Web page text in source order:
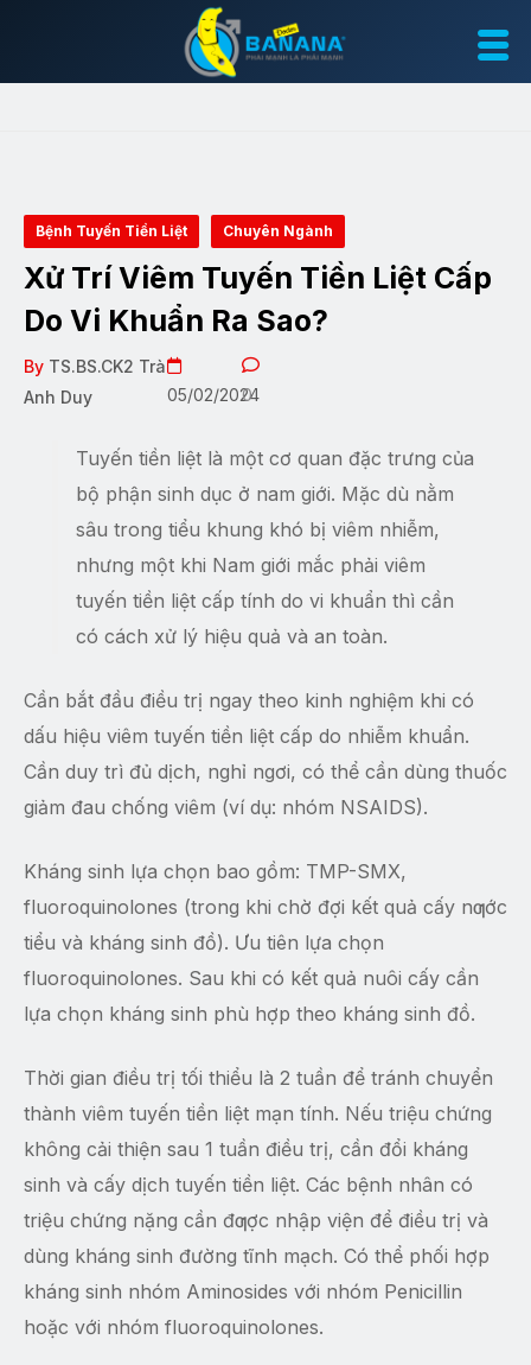
Bệnh Tuyến Tiền Liệt Chuyên Ngành
Xử Trí Viêm Tuyến Tiền Liệt Cấp
Do Vi Khuẩn Ra Sao?
By TS.BS.CK2 Trà
Anh Duy
05/02/2024
0
Tuyến tiền liệt là một cơ quan đặc trưng của
bộ phận sinh dục ở nam giới. Mặc dù nằm
sâu trong tiểu khung khó bị viêm nhiễm,
nhưng một khi Nam giới mắc phải viêm
tuyến tiền liệt cấp tính do vi khuẩn thì cần
có cách xử lý hiệu quả và an toàn.
Cần bắt đầu điều trị ngay theo kinh nghiệm khi có
dấu hiệu viêm tuyến tiền liệt cấp do nhiễm khuẩn.
Cần duy trì đủ dịch, nghỉ ngơi, có thể cần dùng thuốc
giảm đau chống viêm (ví dụ: nhóm NSAIDS).
Kháng sinh lựa chọn bao gồm: TMP-SMX,
fluoroquinolones (trong khi chờ đợi kết quả cấy nƣớc
tiểu và kháng sinh đồ). Ưu tiên lựa chọn
fluoroquinolones. Sau khi có kết quả nuôi cấy cần
lựa chọn kháng sinh phù hợp theo kháng sinh đồ.
Thời gian điều trị tối thiểu là 2 tuần để tránh chuyển
thành viêm tuyến tiền liệt mạn tính. Nếu triệu chứng
không cải thiện sau 1 tuần điều trị, cần đổi kháng
sinh và cấy dịch tuyến tiền liệt. Các bệnh nhân có
triệu chứng nặng cần đƣợc nhập viện để điều trị và
dùng kháng sinh đường tĩnh mạch. Có thể phối hợp
kháng sinh nhóm Aminosides với nhóm Penicillin
hoặc với nhóm fluoroquinolones.